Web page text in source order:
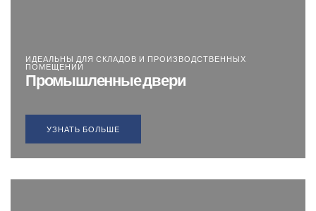
ИДЕАЛЬНЫ ДЛЯ СКЛАДОВ И ПРОИЗВОДСТВЕННЫХ
ПОМЕЩЕНИЙ
Промышленные двери
УЗНАТЬ БОЛЬШЕ